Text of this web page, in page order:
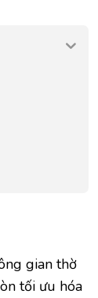
gian thờ
tối ưu hóa